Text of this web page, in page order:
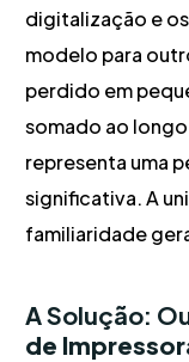
digitalização e
modelo para
perdido em
somado ao
representa uma
significativa. A
familiaridade
A Solução:
de